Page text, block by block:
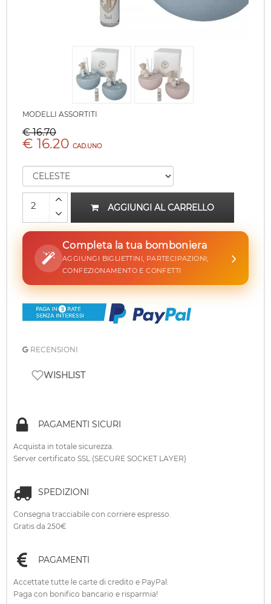
MODELLI ASSORTITI
€ 16.70
€ 16.20 CAD.UNO
AGGIUNGI AL CARRELLO
Completa la tua bomboniera
AGGIUNGI BIGLIETTINI, PARTECIPAZIONI,
CONFEZIONAMENTO E CONFETTI
RECENSIONI
WISHLIST
PAGAMENTI SICURI
Acquista in totale sicurezza.
Server certificato SSL (SECURE SOCKET LAYER)
SPEDIZIONI
Consegna tracciabile con corriere espresso.
Gratis da 250€
PAGAMENTI
Accettate tutte le carte di credito e PayPal.
Paga con bonifico bancario e risparmia!